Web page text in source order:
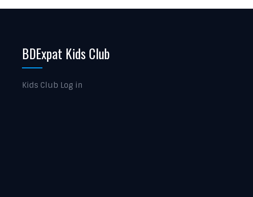
BDExpat Kids Club
Kids Club Log in